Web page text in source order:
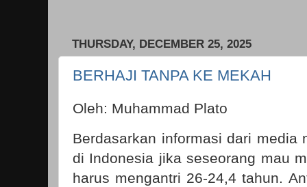
THURSDAY, DECEMBER 25, 2025
BERHAJI TANPA KE MEKAH
Oleh: Muhammad Plato
Berdasarkan informasi dari media
di Indonesia jika seseorang mau
harus mengantri 26-24,4 tahun.